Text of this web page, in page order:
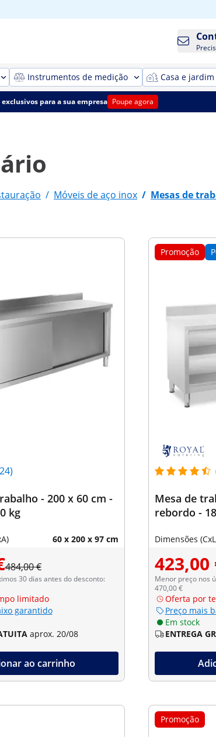
Instrumentos de medição Casa e jardim
exclusivos para a sua empresa Poupe agora
/ Móveis de aço inox / Mesas de
- 200 x 60 cm -
kg
60 x 200 x 97 cm
484,00 €
30 dias antes do desconto:
limitado
garantido
aprox. 20/08
ao carrinho
Promoção
Mesa de
rebordo -
Dimensões
423,00
Menor preço nos
470,00 €
Oferta por
Preço mais
Em stock
ENTREGA
Promoção